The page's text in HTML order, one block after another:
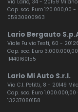
Via Lario, 34 - 20159 Milano
Cap. soc. Euro 120.000,00
05930900963
Lario Bergauto
Viale Fulvio Testi, 60 -
Cap. soc. Euro
11440160155
Lario Mi Auto S.r.l.
Via C.I. Petitti, 8 - 20149
Cap. soc. Euro
13237080158